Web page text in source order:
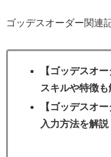
ゴッデスオーダー関連
【ゴッデスオ
スキルや特徴も
【ゴッデスオ
入力方法を解説